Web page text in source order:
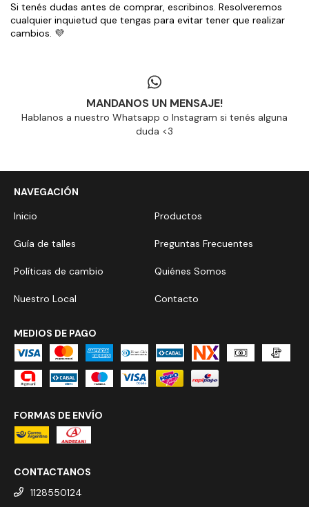
Si tenés dudas antes de comprar, escribinos. Resolveremos
cualquier inquietud que tengas para evitar tener que realizar
cambios. 💜
MANDANOS UN MENSAJE!
Hablanos a nuestro Whatsapp o Instagram si tenés alguna
duda <3
NAVEGACIÓN
Inicio
Productos
Guía de talles Preguntas Frecuentes
Políticas de cambio Quiénes Somos
Nuestro Local Contacto
MEDIOS DE PAGO
FORMAS DE ENVÍO
CONTACTANOS
1128550124